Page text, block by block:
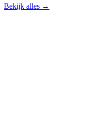
Bekijk alles →